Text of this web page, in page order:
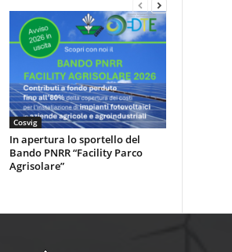
Cosvig
In apertura lo sportello del
Bando PNRR “Facility Parco
Agrisolare”